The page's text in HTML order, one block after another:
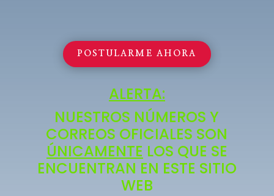
POSTULARME AHORA
ALERTA:
NUESTROS NÚMEROS Y
CORREOS OFICIALES SON
ÚNICAMENTE LOS QUE SE
ENCUENTRAN EN ESTE SITIO
WEB